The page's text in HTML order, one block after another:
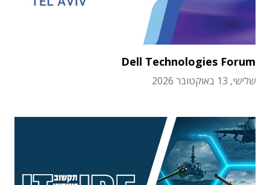
Dell Technologies Forum
שלישי, 13 באוקטובר 2026